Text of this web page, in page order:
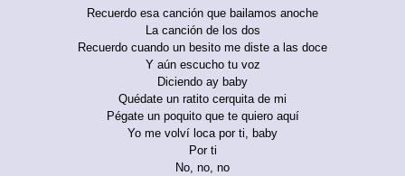
Recuerdo esa canción que bailamos anoche
La canción de los dos
Recuerdo cuando un besito me diste a las doce
Y aún escucho tu voz
Diciendo ay baby
Quédate un ratito cerquita de mi
Pégate un poquito que te quiero aquí
Yo me volví loca por ti, baby
Por ti
No, no, no